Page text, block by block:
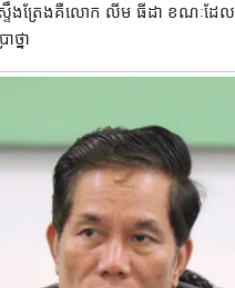
ត្តស្ទឹងត្រែង​គឺ​លោក លី​ម ធី​ដា ខណៈ
ថ្នា